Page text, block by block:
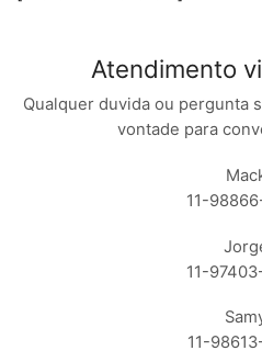
Atendimento
Qualquer duvida ou pergunta
vontade para
11-
11-
11-